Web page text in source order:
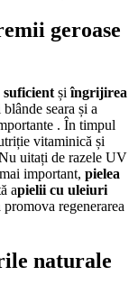
geroase
suficient și îngrijirea
seara și a
. În timpul
vitaminică și
uitați de razele UV
important, pielea
apielii cu uleiuri
regenerarea
naturale